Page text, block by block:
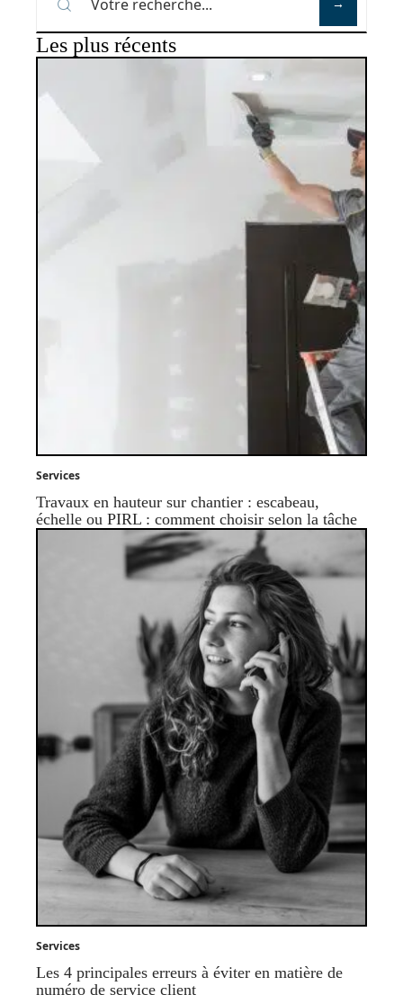
Les plus récents
Services
Travaux en hauteur sur chantier : escabeau,
échelle ou PIRL : comment choisir selon la tâche
Services
Les 4 principales erreurs à éviter en matière de
numéro de service client